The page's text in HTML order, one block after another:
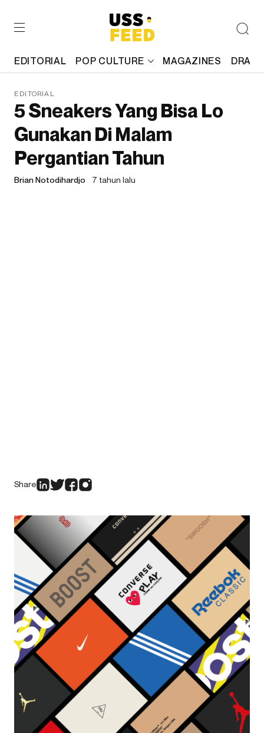
EDITORIAL POP CULTURE MAGAZINES
EDITORIAL
5 Sneakers Yang Bisa Lo
Gunakan Di Malam
Pergantian Tahun
Brian Notodihardjo 7 tahun lalu
Share